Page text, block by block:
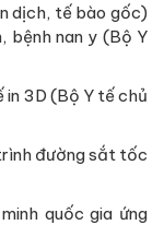
dịch, tế bào gốc)
bệnh nan y (Bộ Y
3D (Bộ Y tế chủ
đường sắt tốc
quốc gia ứng